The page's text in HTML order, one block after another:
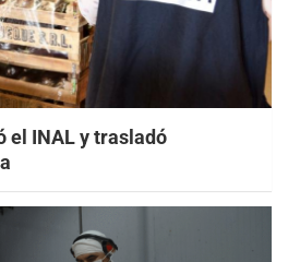
el INAL y trasladó